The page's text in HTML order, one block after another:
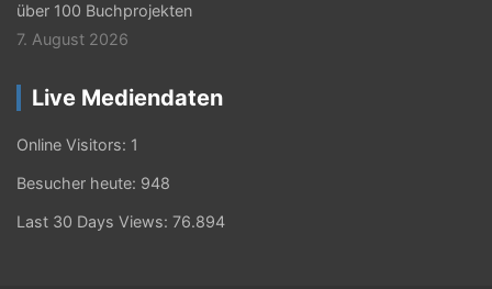
über 100 Buchprojekten
7. August 2026
Live Mediendaten
Online Visitors: 1
Besucher heute: 948
Last 30 Days Views: 76.894